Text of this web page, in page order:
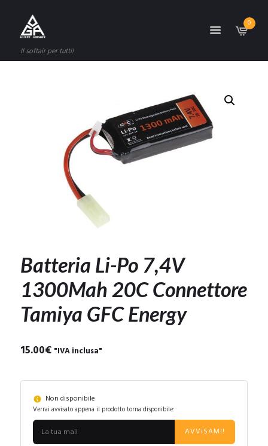
Il softair per tutti!
0
Batteria Li-Po 7,4V
1300Mah 20C Connettore
Tamiya GFC Energy
15.00€ "IVA inclusa"
Non disponibile
Verrai avvisato appena il prodotto torna disponibile:
AVVISAMI!